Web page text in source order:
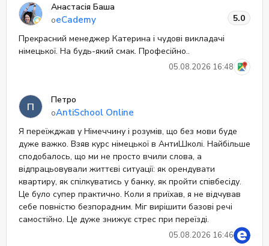
Анастасія Баша
оeCademy
05.08.2026 16:48
5.0
Прекрасний менеджер Катерина і чудові викладачі
німецької. На будь-який смак. Професійно..
П
Петро
оAntiSchool Online
05.08.2026 16:46
Я переїжджав у Німеччину і розумів, що без мови буде
дуже важко. Взяв курс німецької в АнтиШколі. Найбільше
сподобалось, що ми не просто вчили слова, а
відпрацьовували життєві ситуації: як орендувати
квартиру, як спілкуватись у банку, як пройти співбесіду.
Це було супер практично. Коли я приїхав, я не відчував
себе повністю безпорадним. Міг вирішити базові речі
самостійно. Це дуже знижує стрес при переїзді.